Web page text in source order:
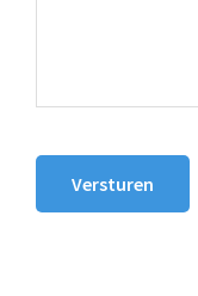
Versturen